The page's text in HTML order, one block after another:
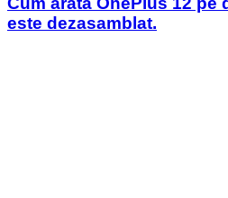
este dezasamblat.